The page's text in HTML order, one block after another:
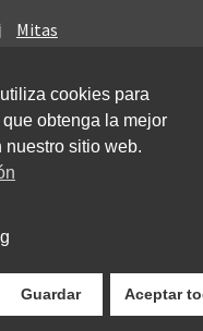
Mitas
cookies para
obtenga la mejor
sitio web.
Guardar Aceptar